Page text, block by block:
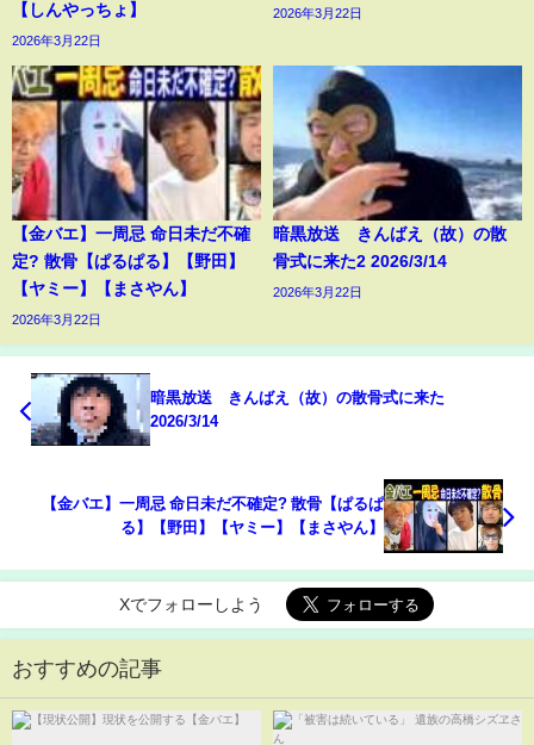
【しんやっちょ】
2026年3月22日
2026年3月22日
【金バエ】一周忌 命日未だ不確
定? 散骨【ぱるぱる】【野田】
【ヤミー】【まさやん】
2026年3月22日
暗黒放送 きんばえ（故）の散
骨式に来た2 2026/3/14
2026年3月22日
暗黒放送 きんばえ（故）の散骨式に来た
2026/3/14
【金バエ】一周忌 命日未だ不確定? 散骨【ぱるぱ
る】【野田】【ヤミー】【まさやん】
Xでフォローしよう
おすすめの記事